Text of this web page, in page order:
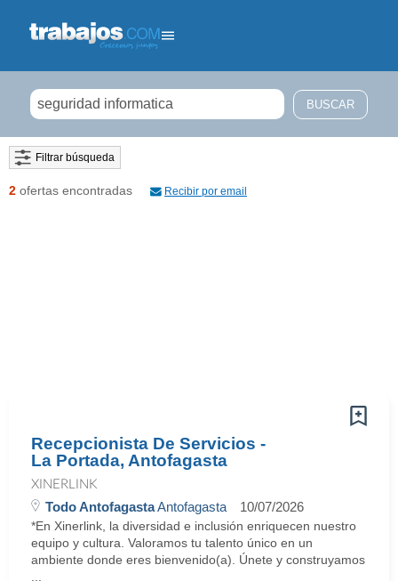
Filtrar búsqueda
2 ofertas encontradas Recibir por email
Recepcionista De Servicios -
La Portada, Antofagasta
XINERLINK
Todo AntofagastaAntofagasta 10/07/2026
*En Xinerlink, la diversidad e inclusión enriquecen nuestro
equipo y cultura. Valoramos tu talento único en un
ambiente donde eres bienvenido(a). Únete y construyamos